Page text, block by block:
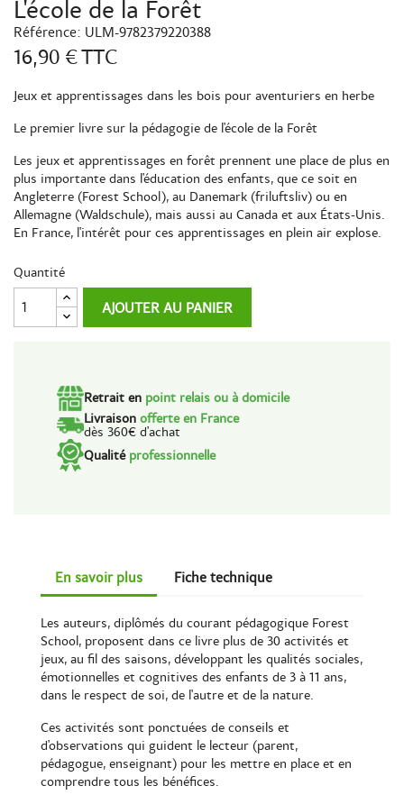
L'école de la Forêt
Référence: ULM-9782379220388
16,90 €TTC
Jeux et apprentissages dans les bois pour aventuriers en herbe
Le premier livre sur la pédagogie de l'école de la Forêt
Les jeux et apprentissages en forêt prennent une place de plus en
plus importante dans l'éducation des enfants, que ce soit en
Angleterre (Forest School), au Danemark (friluftsliv) ou en
Allemagne (Waldschule), mais aussi au Canada et aux États-Unis.
En France, l'intérêt pour ces apprentissages en plein air explose.
Quantité
AJOUTER AU PANIER
Retrait en point relais ou à domicile
Livraison offerte en France
dès 360€ d'achat
Qualité professionnelle
En savoir plus Fiche technique
Les auteurs, diplômés du courant pédagogique Forest
School, proposent dans ce livre plus de 30 activités et
jeux, au fil des saisons, développant les qualités sociales,
émotionnelles et cognitives des enfants de 3 à 11 ans,
dans le respect de soi, de l'autre et de la nature.
Ces activités sont ponctuées de conseils et
d'observations qui guident le lecteur (parent,
pédagogue, enseignant) pour les mettre en place et en
comprendre tous les bénéfices.